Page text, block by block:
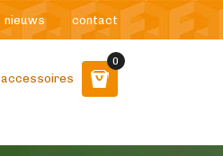
nieuws contact
accessoires
0